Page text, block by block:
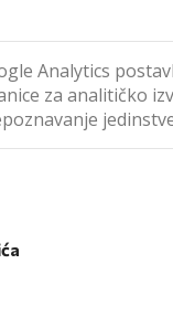
Analytics
za analitičko